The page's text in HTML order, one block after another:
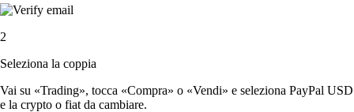
2
Seleziona la coppia
Vai su «Trading», tocca «Compra» o «Vendi» e seleziona PayPal USD
e la crypto o fiat da cambiare.